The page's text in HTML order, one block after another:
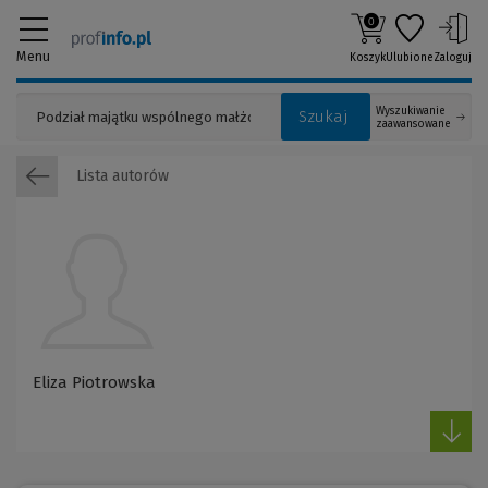
Menu
Szukaj
Wyszukiwanie
zaawansowane
0
KoszykUlubioneZaloguj
Eliza Piotrowska
Lista autorów